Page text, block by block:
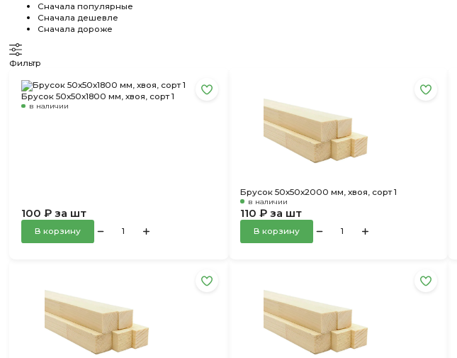
Сначала популярные
Сначала дешевле
Сначала дороже
Фильтр
Брусок 50х50х1800 мм, хвоя, сорт 1
в наличии
100 ₽ за шт
В корзину
Брусок 50х50х2000 мм, хвоя, сорт 1
в наличии
110 ₽ за шт
В корзину